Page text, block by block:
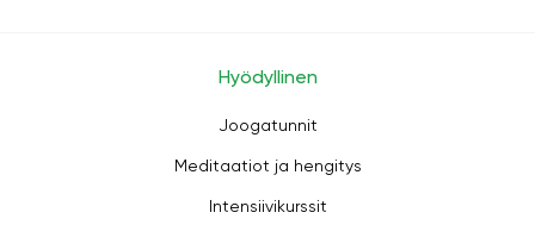
Hyödyllinen
Joogatunnit
Meditaatiot ja hengitys
Intensiivikurssit